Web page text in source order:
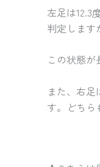
左足は12.3
判定します
この状態が
また、右
す。どちら